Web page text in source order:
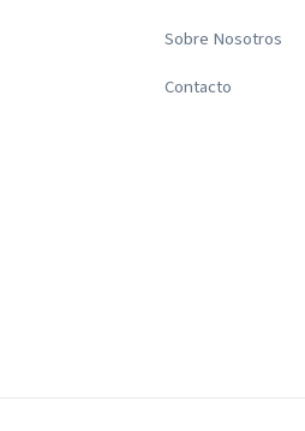
Sobre Nosotros
Contacto